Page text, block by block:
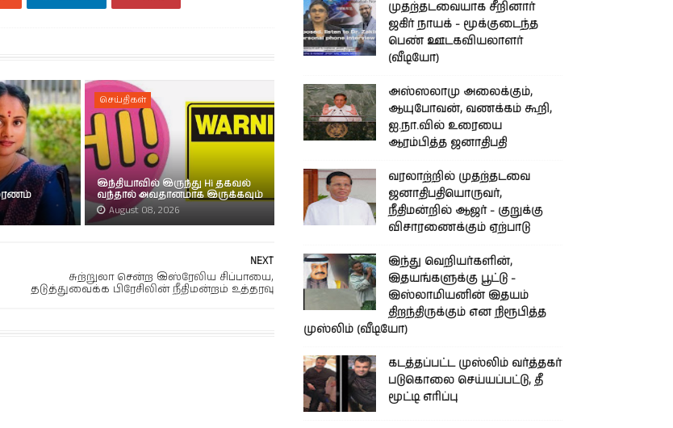
செய்திகள்
இந்தியாவில் இருந்து Hi தகவல்
வந்தால் அவதானமாக இருக்கவும்
August 08, 2026
NEXT
சுற்றுலா சென்ற இஸ்ரேலிய சிப்பாயை,
தடுத்துவைக்க பிரேசிலின் நீதிமன்றம் உத்தரவு
முதற்தடவையாக சீறினார்
ஜகிர் நாயக் - மூக்குடைந்த
பெண் ஊடகவியலாளர்
(வீடியோ)
அஸ்ஸலாமு அலைக்கும்,
ஆயுபோவன், வணக்கம் கூறி,
ஐ.நா.வில் உரையை
ஆரம்பித்த ஜனாதிபதி
வரலாற்றில் முதற்தடவை
ஜனாதிபதியொருவர்,
நீதிமன்றில் ஆஜர் - குறுக்கு
விசாரணைக்கும் ஏற்பாடு
இந்து வெறியர்களின்,
இதயங்களுக்கு பூட்டு -
இஸ்லாமியனின் இதயம்
திறந்திருக்கும் என நிரூபித்த
முஸ்லிம் (வீடியோ)
கடத்தப்பட்ட முஸ்லிம் வர்த்தகர்
படுகொலை செய்யப்பட்டு, தீ
மூட்டி எரிப்பு